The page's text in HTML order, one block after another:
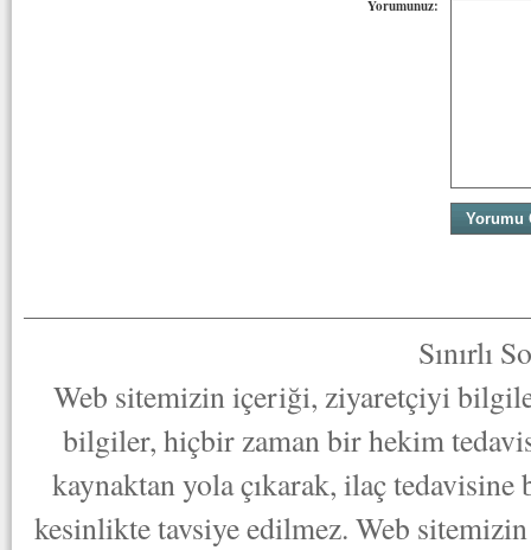
Yorumunuz:
Sınırlı
Web sitemizin içeriği, ziyaretçiyi
bilgiler, hiçbir zaman bir hekim
kaynaktan yola çıkarak, ilaç
kesinlikte tavsiye edilmez. Web